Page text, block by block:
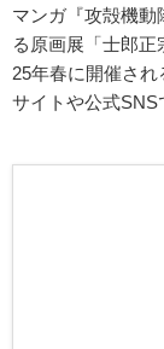
マンガ『攻殻機動
る原画展「士郎
25年春に開催さ
サイトや公式SNS